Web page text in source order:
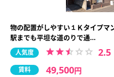
物の配置がしやすい１Ｋタイプマ
駅までも平坦な道のりで通…
人気度 2.5
賃料 49,500円